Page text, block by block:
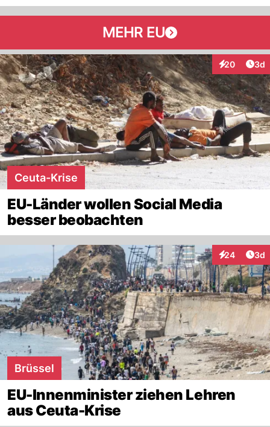
MEHR EU
20
Interaktionen
3d
Ceuta-Krise
EU-Länder wollen Social Media
besser beobachten
24
Interaktionen
3d
Brüssel
EU-Innenminister ziehen Lehren
aus Ceuta-Krise